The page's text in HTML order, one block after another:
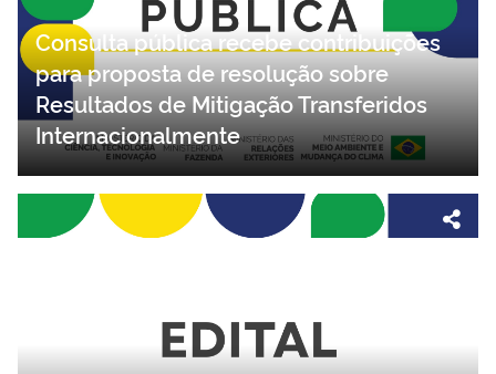
Consulta pública recebe contribuições
para proposta de resolução sobre
Resultados de Mitigação Transferidos
Internacionalmente